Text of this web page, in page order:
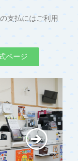
支払にはご利用
ページ